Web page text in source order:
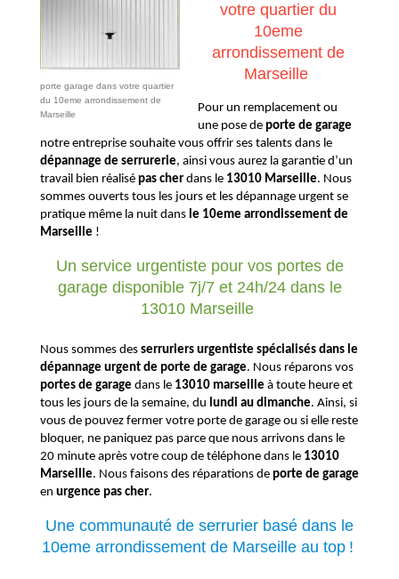
porte garage dans votre quartier
du 10eme arrondissement de
Marseille
votre quartier du
10eme
arrondissement de
Marseille
Pour un remplacement ou
une pose de porte de garage
notre entreprise souhaite vous offrir ses talents dans le
dépannage de serrurerie, ainsi vous aurez la garantie d’un
travail bien réalisé pas cher dans le 13010 Marseille. Nous
sommes ouverts tous les jours et les dépannage urgent se
pratique même la nuit dans le 10eme arrondissement de
Marseille !
Un service urgentiste pour vos portes de
garage disponible 7j/7 et 24h/24 dans le
13010 Marseille
Nous sommes des serruriers urgentiste spécialisés dans le
dépannage urgent de porte de garage. Nous réparons vos
portes de garage dans le 13010 marseille à toute heure et
tous les jours de la semaine, du lundi au dimanche. Ainsi, si
vous de pouvez fermer votre porte de garage ou si elle reste
bloquer, ne paniquez pas parce que nous arrivons dans le
20 minute après votre coup de téléphone dans le 13010
Marseille. Nous faisons des réparations de porte de garage
en urgence pas cher.
Une communauté de serrurier basé dans le
10eme arrondissement de Marseille au top !